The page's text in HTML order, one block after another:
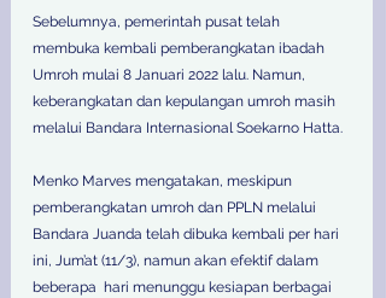
Sebelumnya, pemerintah pusat telah
membuka kembali pemberangkatan ibadah
Umroh mulai 8 Januari 2022 lalu. Namun,
keberangkatan dan kepulangan umroh masih
melalui Bandara Internasional Soekarno Hatta.
Menko Marves mengatakan, meskipun
pemberangkatan umroh dan PPLN melalui
Bandara Juanda telah dibuka kembali per hari
ini, Jum’at (11/3), namun akan efektif dalam
beberapa  hari menunggu kesiapan berbagai